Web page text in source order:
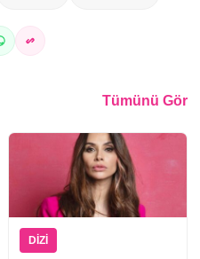
Tümünü Gör
DIZI